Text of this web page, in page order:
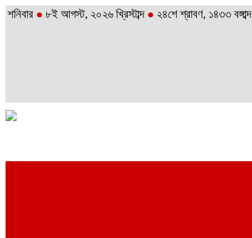
শনিবার ● ৮ই আগস্ট, ২০২৬ খ্রিস্টাব্দ ● ২৪শে শ্রাবণ, ১৪৩৩ বঙ্গাব্দ